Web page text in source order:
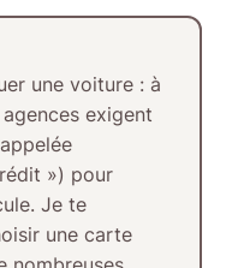
une voiture :à
agences exigent
») pour
Je te
une carte